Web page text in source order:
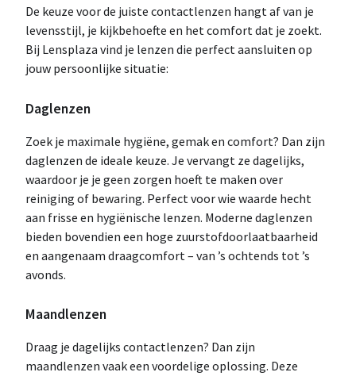
De keuze voor de juiste contactlenzen hangt af van je
levensstijl, je kijkbehoefte en het comfort dat je zoekt.
Bij Lensplaza vind je lenzen die perfect aansluiten op
jouw persoonlijke situatie:
Daglenzen
Zoek je maximale hygiëne, gemak en comfort? Dan zijn
daglenzen de ideale keuze. Je vervangt ze dagelijks,
waardoor je je geen zorgen hoeft te maken over
reiniging of bewaring. Perfect voor wie waarde hecht
aan frisse en hygiënische lenzen. Moderne daglenzen
bieden bovendien een hoge zuurstofdoorlaatbaarheid
en aangenaam draagcomfort – van ’s ochtends tot ’s
avonds.
Maandlenzen
Draag je dagelijks contactlenzen? Dan zijn
maandlenzen vaak een voordelige oplossing. Deze